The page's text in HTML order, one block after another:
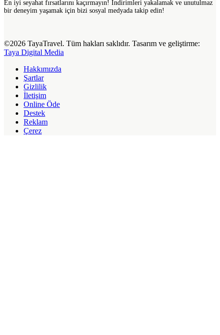
En iyi seyahat fırsatlarını kaçırmayın! İndirimleri yakalamak ve unutulmaz
bir deneyim yaşamak için bizi sosyal medyada takip edin!
©2026 TayaTravel. Tüm hakları saklıdır. Tasarım ve geliştirme:
Taya Digital Media
Hakkımızda
Şartlar
Gizlilik
İletişim
Online Öde
Destek
Reklam
Çerez